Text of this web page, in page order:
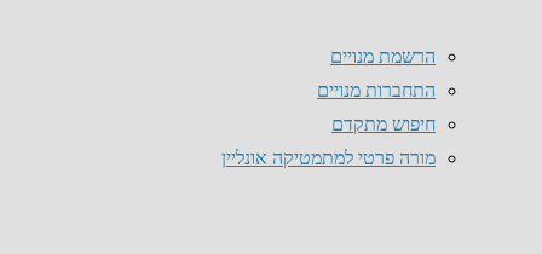
הרשמת מנויים
התחברות מנויים
חיפוש מתקדם
מורה פרטי למתמטיקה אונליין